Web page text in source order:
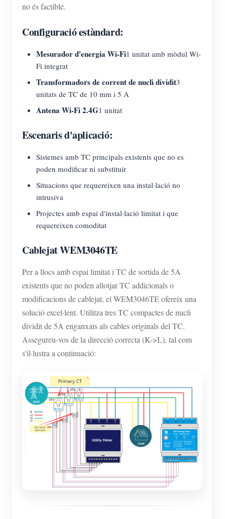
no és factible.
Configuració estàndard:
Mesurador d'energia Wi-Fi1 unitat amb mòdul Wi-
Fi integrat
Transformadors de corrent de nucli dividit3
unitats de TC de 10 mm i 5 A
Antena Wi-Fi 2.4G1 unitat
Escenaris d'aplicació:
Sistemes amb TC principals existents que no es
poden modificar ni substituir
Situacions que requereixen una instal·lació no
intrusiva
Projectes amb espai d'instal·lació limitat i que
requereixen comoditat
Cablejat WEM3046TE
Per a llocs amb espai limitat i TC de sortida de 5A
existents que no poden allotjar TC addicionals o
modificacions de cablejat, el WEM3046TE ofereix una
solució excel·lent. Utilitza tres TC compactes de nucli
dividit de 5A enganxats als cables originals del TC.
Assegureu-vos de la direcció correcta (K->L), tal com
s'il·lustra a continuació: